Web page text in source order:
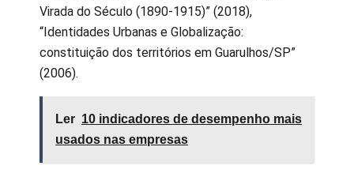
Virada do Século (1890-1915)” (2018),
“Identidades Urbanas e Globalização:
constituição dos territórios em Guarulhos/SP”
(2006).
Ler 10 indicadores de desempenho mais
usados nas empresas